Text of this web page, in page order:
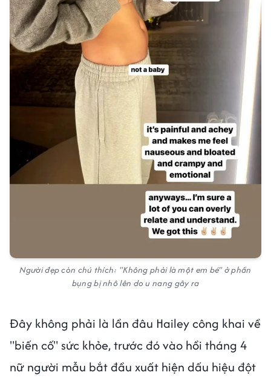
Người đẹp còn chú thích: "Không phải là một em bé" ở phần
bụng bị nhô lên do u nang gây ra
Đây không phải là lần đâu Hailey công khai về
"biến cố" sức khỏe, trước đó vào hồi tháng 4
nữ người mẫu bắt đầu xuất hiện dấu hiệu đột